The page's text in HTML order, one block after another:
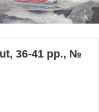
36-41 рр., №